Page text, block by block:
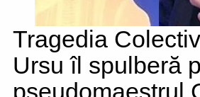
Tragedia
Ursu îl spulberă
pseudomaestrul